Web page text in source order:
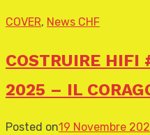
COVER, News CHF
COSTRUIRE HIFI
2025 – IL
Posted on19 Novembre